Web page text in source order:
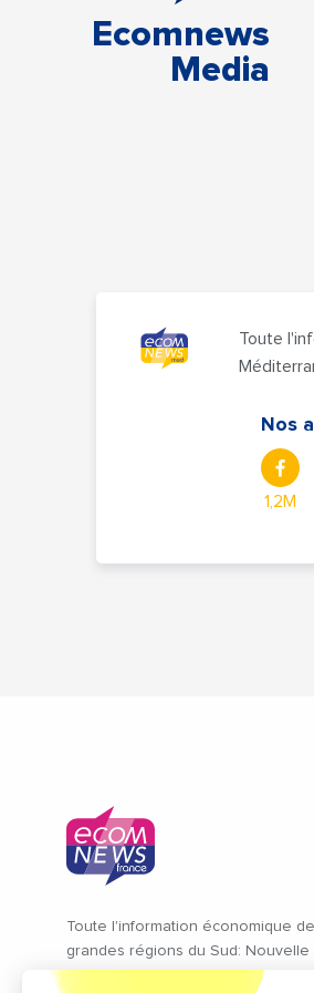
Ecomnews
Media
Toute
Nos
1,2M
Toute l'information économique
grandes régions du Sud: Nouvelle
Aquitaine, Occitanie, Provence